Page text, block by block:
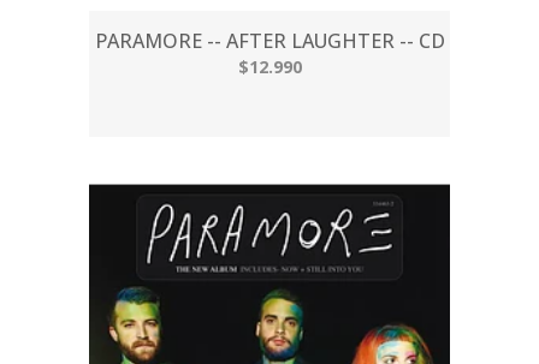
PARAMORE -- AFTER LAUGHTER -- CD
$12.990